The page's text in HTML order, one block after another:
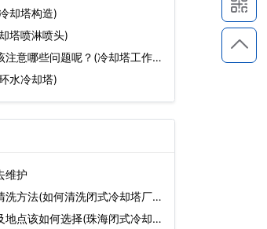
却塔构造)
塔喷淋喷头)
意哪些问题呢？(冷却塔工作原
水冷却塔)
维护
洗方法(如何清洗闭式冷却塔厂
点该如何选择(珠海闭式冷却